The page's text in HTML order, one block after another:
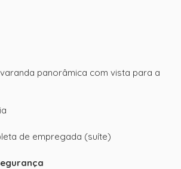
panorâmica com vista para a
de empregada (suíte)